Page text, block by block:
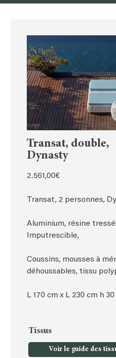
Transat, double,
Dynasty
2.561,00€
Transat, 2 personnes,
Aluminium, résine
Imputrescible,
Coussins, mousses à
déhoussables, tissu
L 170 cm x L 230 cm h
Tissus
Voir le guide des